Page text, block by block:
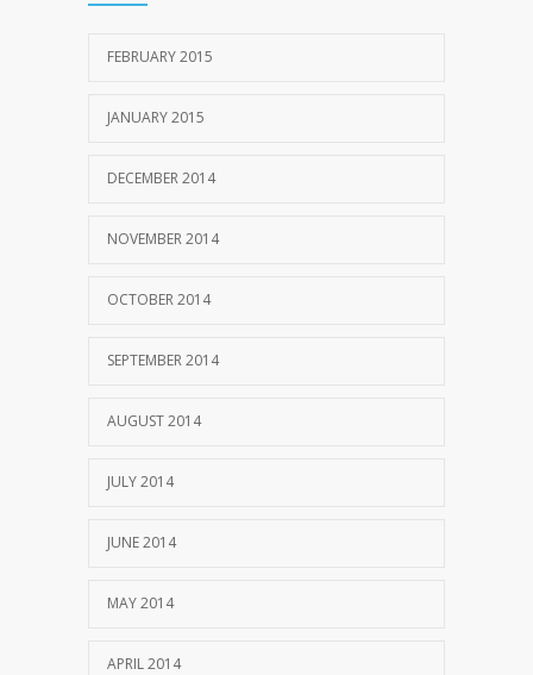
FEBRUARY 2015
JANUARY 2015
DECEMBER 2014
NOVEMBER 2014
OCTOBER 2014
SEPTEMBER 2014
AUGUST 2014
JULY 2014
JUNE 2014
MAY 2014
APRIL 2014